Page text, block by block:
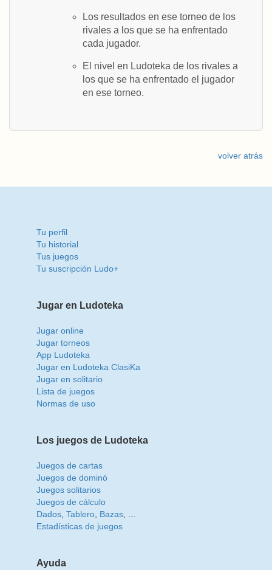
Los resultados en ese torneo de los
rivales a los que se ha enfrentado
cada jugador.
El nivel en Ludoteka de los rivales a
los que se ha enfrentado el jugador
en ese torneo.
volver atrás
Tu perfil
Tu historial
Tus juegos
Tu suscripción Ludo+
Jugar en Ludoteka
Jugar online
Jugar torneos
App Ludoteka
Jugar en Ludoteka ClasiKa
Jugar en solitario
Lista de juegos
Normas de uso
Los juegos de Ludoteka
Juegos de cartas
Juegos de dominó
Juegos solitarios
Juegos de cálculo
Dados Tablero Bazas
Estadísticas de juegos
Ayuda